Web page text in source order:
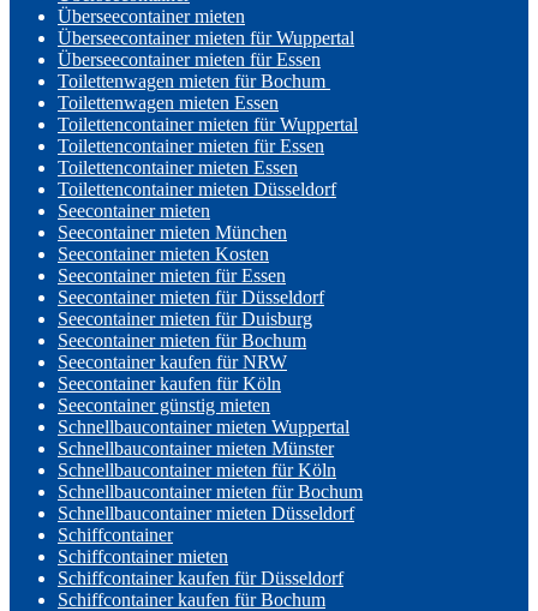
Überseecontainer mieten
Überseecontainer mieten für Wuppertal
Überseecontainer mieten für Essen
Toilettenwagen mieten für Bochum
Toilettenwagen mieten Essen
Toilettencontainer mieten für Wuppertal
Toilettencontainer mieten für Essen
Toilettencontainer mieten Essen
Toilettencontainer mieten Düsseldorf
Seecontainer mieten
Seecontainer mieten München
Seecontainer mieten Kosten
Seecontainer mieten für Essen
Seecontainer mieten für Düsseldorf
Seecontainer mieten für Duisburg
Seecontainer mieten für Bochum
Seecontainer kaufen für NRW
Seecontainer kaufen für Köln
Seecontainer günstig mieten
Schnellbaucontainer mieten Wuppertal
Schnellbaucontainer mieten Münster
Schnellbaucontainer mieten für Köln
Schnellbaucontainer mieten für Bochum
Schnellbaucontainer mieten Düsseldorf
Schiffcontainer
Schiffcontainer mieten
Schiffcontainer kaufen für Düsseldorf
Schiffcontainer kaufen für Bochum